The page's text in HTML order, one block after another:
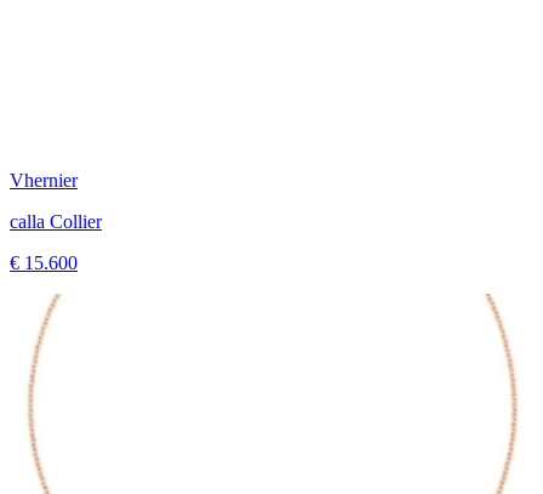
Vhernier
calla Collier
€ 15.600